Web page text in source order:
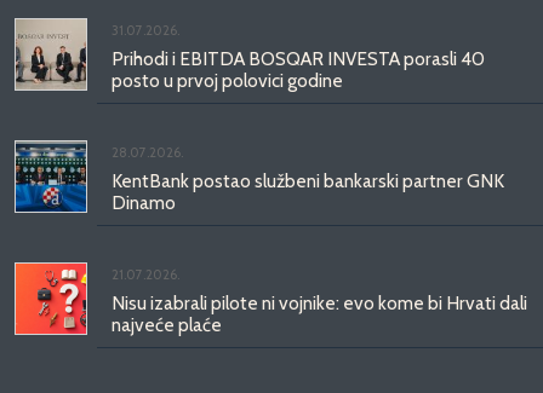
31.07.2026.
Prihodi i EBITDA BOSQAR INVESTA porasli 40
posto u prvoj polovici godine
28.07.2026.
KentBank postao službeni bankarski partner GNK
Dinamo
21.07.2026.
Nisu izabrali pilote ni vojnike: evo kome bi Hrvati dali
najveće plaće